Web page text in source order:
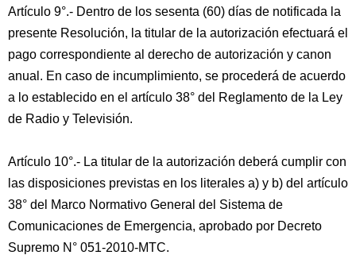
Artículo 9°.- Dentro de los sesenta (60) días de notificada la
presente Resolución, la titular de la autorización efectuará el
pago correspondiente al derecho de autorización y canon
anual. En caso de incumplimiento, se procederá de acuerdo
a lo establecido en el artículo 38° del Reglamento de la Ley
de Radio y Televisión.
Artículo 10°.- La titular de la autorización deberá cumplir con
las disposiciones previstas en los literales a) y b) del artículo
38° del Marco Normativo General del Sistema de
Comunicaciones de Emergencia, aprobado por Decreto
Supremo N° 051-2010-MTC.